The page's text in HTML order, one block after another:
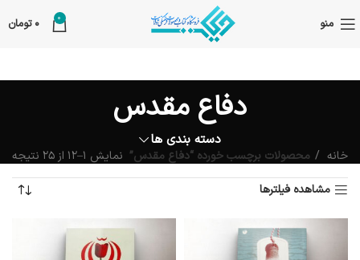
منو 0
0 تومان
دفاع مقدس
دسته بندی ها
خانه محصولات برچسب خورده “دفاع مقدس” نمایش 1–12 از 25 نتیجه
مشاهده فیلترها